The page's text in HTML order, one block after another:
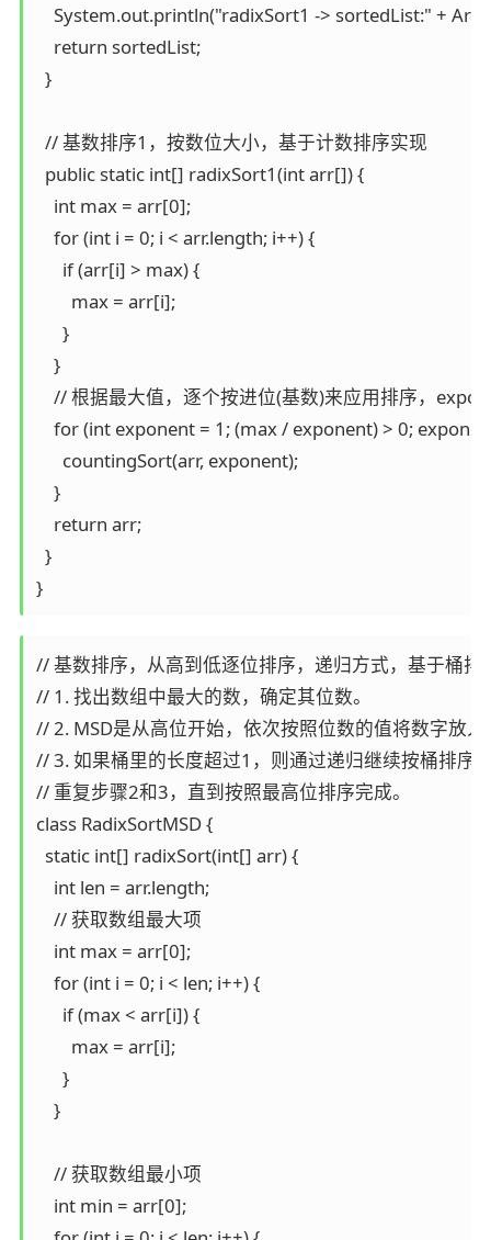
System.out.println("radixSort1 -> sortedList:" +
    return sortedList;
  }
  // 基数排序1，按数位大小，基于计数排序实现
  public static int[] radixSort1(int arr[]) {
    int max = arr[0];
    for (int i = 0; i < arr.length; i++) {
      if (arr[i] > max) {
        max = arr[i];
      }
    }
// 根据最大值，逐个按进位(基数)来应用排序，
for (int exponent = 1; (max / exponent) > 0;
      countingSort(arr, exponent);
    }
    return arr;
  }
}
// 基数排序，从高到低逐位排序，递归方式，基于桶排
// 1. 找出数组中最大的数，确定其位数。
// 2. MSD是从高位开始，依次按照位数的值将数字放
// 3. 如果桶里的长度超过1，则通过递归继续按桶排序
// 重复步骤2和3，直到按照最高位排序完成。
class RadixSortMSD {
  static int[] radixSort(int[] arr) {
    int len = arr.length;
    // 获取数组最大项
    int max = arr[0];
    for (int i = 0; i < len; i++) {
      if (max < arr[i]) {
        max = arr[i];
      }
    }
    // 获取数组最小项
    int min = arr[0];